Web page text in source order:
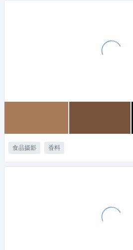
食品摄影 香料